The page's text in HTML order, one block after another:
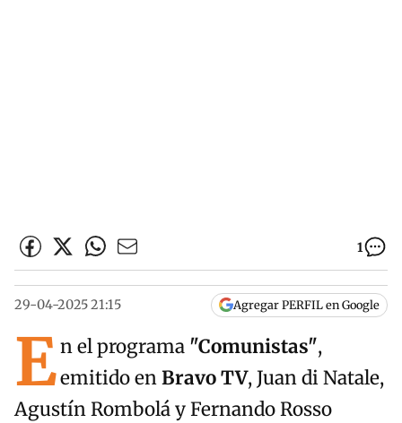
1
29-04-2025 21:15 Agregar PERFIL en Google
En el programa "Comunistas",
emitido enBravo TV, Juan di Natale,
Agustín Rombolá y Fernando Rosso